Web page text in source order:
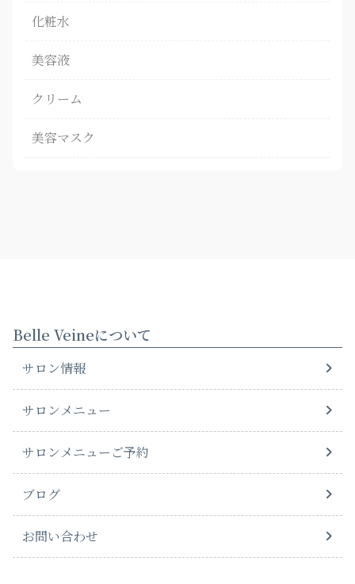
化粧水
美容液
クリーム
美容マスク
Belle Veineについて
サロン情報
サロンメニュー
サロンメニューご予約
ブログ
お問い合わせ